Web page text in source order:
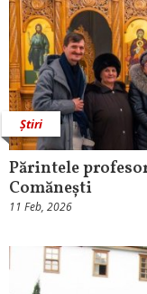
Știri
Părintele
Comănești
11 Feb, 2026